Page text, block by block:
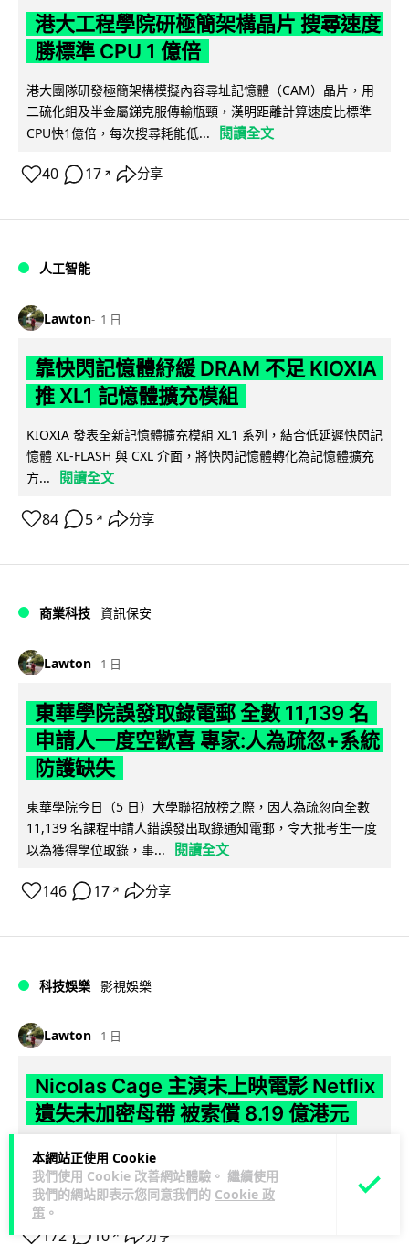
本網站正使用 Cookie
我們使用 Cookie 改善網站體驗。 繼續使用
我們的網站即表示您同意我們的 Cookie 政
策 。
港大工程學院研極簡架構晶片 搜尋速度
勝標準 CPU 1 億倍
港大團隊研發極簡架構模擬內容尋址記憶體（CAM）晶片，用
二硫化鉬及半金屬銻克服傳輸瓶頸，漢明距離計算速度比標準
CPU快1億倍，每次搜尋耗能低...
閱讀全文
40 17 ↗ 分享
人工智能
Lawton 1 日
靠快閃記憶體紓緩 DRAM 不足 KIOXIA
推 XL1 記憶體擴充模組
KIOXIA 發表全新記憶體擴充模組 XL1 系列，結合低延遲快閃記
憶體 XL-FLASH 與 CXL 介面，將快閃記憶體轉化為記憶體擴充
方...
閱讀全文
84 5 ↗ 分享
商業科技 資訊保安
Lawton 1 日
東華學院誤發取錄電郵 全數 11,139 名
申請人一度空歡喜 專家:人為疏忽+系統
防護缺失
東華學院今日（5 日）大學聯招放榜之際，因人為疏忽向全數
11,139 名課程申請人錯誤發出取錄通知電郵，令大批考生一度
以為獲得學位取錄，事...
閱讀全文
146 17 ↗ 分享
科技娛樂 影視娛樂
Lawton 1 日
Nicolas Cage 主演未上映電影 Netflix
遺失未加密母帶 被索償 8.19 億港元
【唔見未加密母帶咁大件事】Netflix 洛杉磯辦公室被竊，未上
映的 Nicolas Cage 電影《Fortitude》母帶亦告失蹤。電影...
閱讀全文
172 10 ↗ 分享